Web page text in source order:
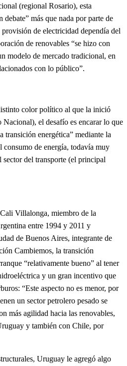
(regional Rosario), esta
más que nada por parte de
de electricidad dependía del
de renovables “se hizo con
modelo de mercado tradicional, en
con lo público”.
color político al que la inició
el desafío es encarar lo que
transición energética” mediante la
consumo de energía, todavía muy
sector del transporte (el principal
Villalonga, miembro de la
entre 1994 y 2011 y
de Buenos Aires, integrante de
Cambiemos, la transición
“relativamente bueno” al tener
y un gran incentivo que
“Este aspecto no es menor, por
un sector petrolero pesado se
más agilidad hacia las renovables,
y también con Chile, por
Uruguay le agregó algo